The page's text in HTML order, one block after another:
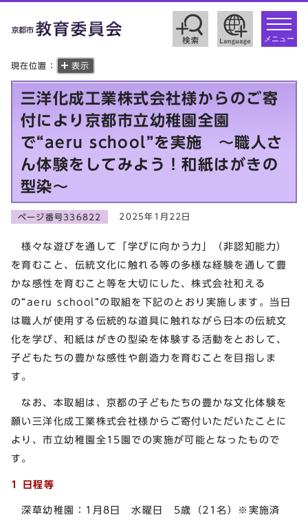
toggle
メニュー
現在位置： 表示
三洋化成工業株式会社様からのご寄
付により京都市立幼稚園全園
で“aeru school”を実施 ～職人さ
ん体験をしてみよう！和紙はがきの
型染～
ページ番号336822 2025年1月22日
様々な遊びを通して「学びに向かう力」（非認知能力）
を育むこと、伝統文化に触れる等の多様な経験を通して豊
かな感性を育むこと等を大切にした、株式会社和える
の“aeru school”の取組を下記のとおり実施します。当日
は職人が使用する伝統的な道具に触れながら日本の伝統文
化を学び、和紙はがきの型染を体験する活動をとおして、
子どもたちの豊かな感性や創造力を育むことを目指しま
す。
なお、本取組は、京都の子どもたちの豊かな文化体験を
願い三洋化成工業株式会社様からご寄付いただいたことに
より、市立幼稚園全15園での実施が可能となったもので
す。
1 日程等
深草幼稚園：1月8日 水曜日 5歳（21名）※実施済